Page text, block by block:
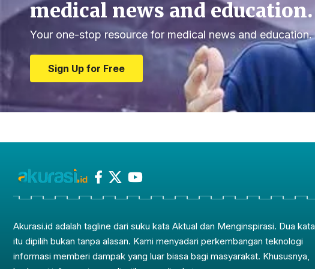
medical news and education.
Your one-stop resource for medical news and education.
Sign Up for Free
Akurasi.id adalah tagline dari suku kata Aktual dan Menginspirasi. Dua kata
itu dipilih bukan tanpa alasan. Kami menyadari perkembangan teknologi
informasi memberi dampak yang luar biasa bagi masyarakat. Khususnya,